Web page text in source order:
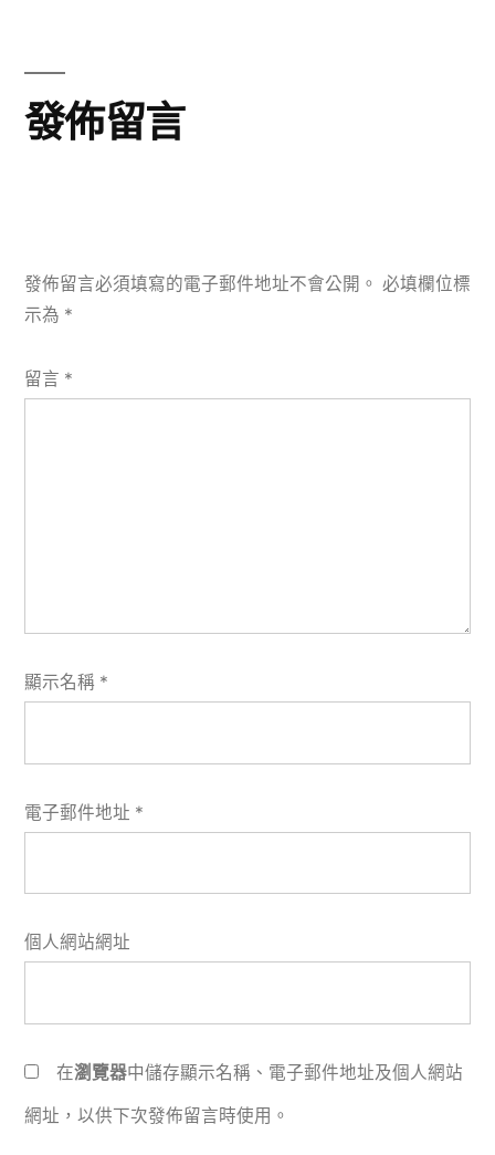
發佈留言
發佈留言必須填寫的電子郵件地址不會公開。 必填欄位標
示為 *
留言 *
顯示名稱 *
電子郵件地址 *
個人網站網址
在瀏覽器中儲存顯示名稱、電子郵件地址及個人網站
網址，以供下次發佈留言時使用。